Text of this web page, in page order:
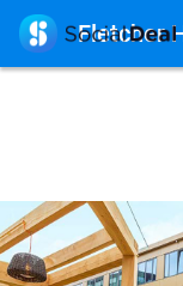
 Fletcher